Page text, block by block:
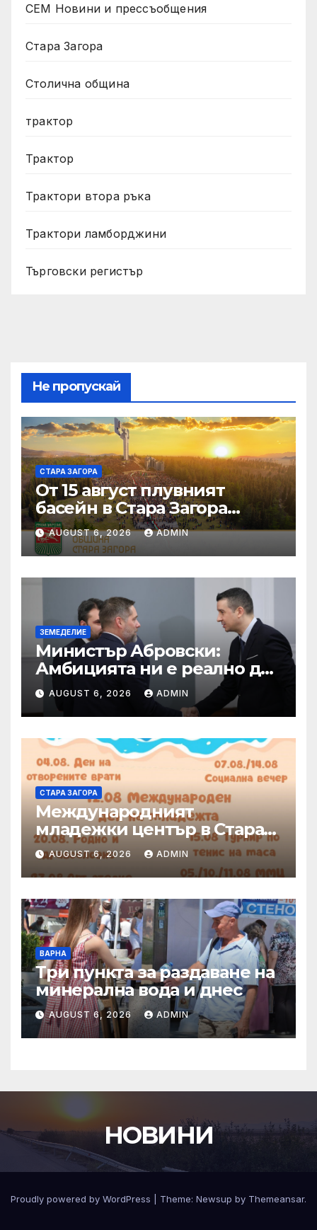
СЕМ Новини и прессъобщения
Стара Загора
Столична община
трактор
Трактор
Трактори втора ръка
Трактори ламборджини
Търговски регистър
Не пропускай
СТАРА ЗАГОРА
От 15 август плувният
басейн в Стара Загора
затваря за планирана
годишна профилактика
AUGUST 6, 2026 ADMIN
ЗЕМЕДЕЛИЕ
Министър Абровски:
Амбицията ни е реално да
защитим българските
производители на плодове
и зеленчуци от нелоялната
конкуренция
AUGUST 6, 2026 ADMIN
СТАРА ЗАГОРА
Международният
младежки център в Стара
Загора представя богата
програма от инициативи
през август
AUGUST 6, 2026 ADMIN
ВАРНА
Три пункта за раздаване на
минерална вода и днес
AUGUST 6, 2026 ADMIN
НОВИНИ
Proudly powered by WordPress Theme: Newsup by Themeansar.